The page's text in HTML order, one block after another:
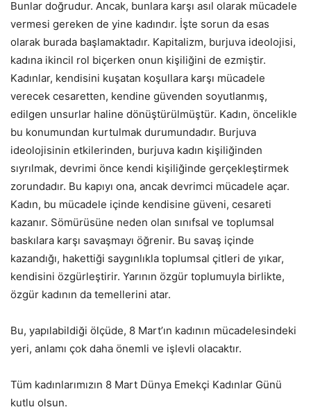
Bunlar doğrudur. Ancak, bunlara karşı asıl olarak mücadele
vermesi gereken de yine kadındır. İşte sorun da esas
olarak burada başlamaktadır. Kapitalizm, burjuva ideolojisi,
kadına ikincil rol biçerken onun kişiliğini de ezmiştir.
Kadınlar, kendisini kuşatan koşullara karşı mücadele
verecek cesaretten, kendine güvenden soyutlanmış,
edilgen unsurlar haline dönüştürülmüştür. Kadın, öncelikle
bu konumundan kurtulmak durumundadır. Burjuva
ideolojisinin etkilerinden, burjuva kadın kişiliğinden
sıyrılmak, devrimi önce kendi kişiliğinde gerçekleştirmek
zorundadır. Bu kapıyı ona, ancak devrimci mücadele açar.
Kadın, bu mücadele içinde kendisine güveni, cesareti
kazanır. Sömürüsüne neden olan sınıfsal ve toplumsal
baskılara karşı savaşmayı öğrenir. Bu savaş içinde
kazandığı, hakettiği saygınlıkla toplumsal çitleri de yıkar,
kendisini özgürleştirir. Yarının özgür toplumuyla birlikte,
özgür kadının da temellerini atar.
Bu, yapılabildiği ölçüde, 8 Mart’ın kadının mücadelesindeki
yeri, anlamı çok daha önemli ve işlevli olacaktır.
Tüm kadınlarımızın 8 Mart Dünya Emekçi Kadınlar Günü
kutlu olsun.